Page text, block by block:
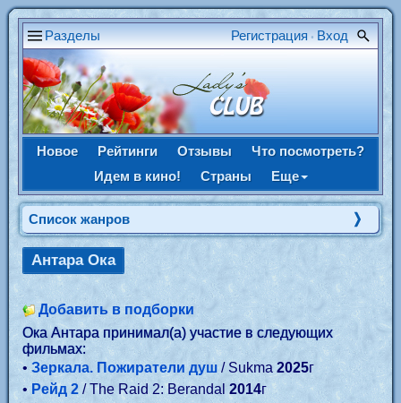
Разделы Регистрация • Вход
Новое Рейтинги Отзывы
Что посмотреть?
Идем в кино!
Страны Еще
Список жанров
Антара Ока
Добавить в подборки
Ока Антара принимал(а) участие в следующих
фильмах:
•Зеркала. Пожиратели душ/ Sukma 2025г
• Рейд 2 / The Raid 2: Berandal 2014г